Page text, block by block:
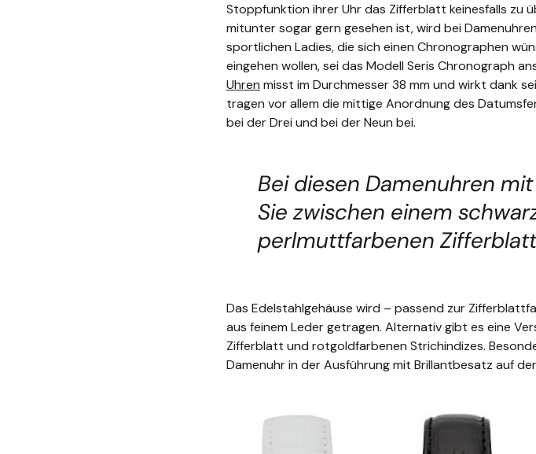
Stoppfunktion ihrer Uhr das Zifferblatt keinesfalls zu
mitunter sogar gern gesehen ist, wird bei
sportlichen Ladies, die sich einen Chronographen
eingehen wollen, sei das Modell Seris Chronograph
Uhren misst im Durchmesser 38 mm und wirkt dank
tragen vor allem die mittige Anordnung des
bei der Drei und bei der Neun bei.
Bei diesen Damenuhren
Sie zwischen einem
perlmuttfarbenen
Das Edelstahlgehäuse wird – passend zur
aus feinem Leder getragen. Alternativ gibt es eine
Zifferblatt und rotgoldfarbenen Strichindizes.
Damenuhr in der Ausführung mit Brillantbesatz auf